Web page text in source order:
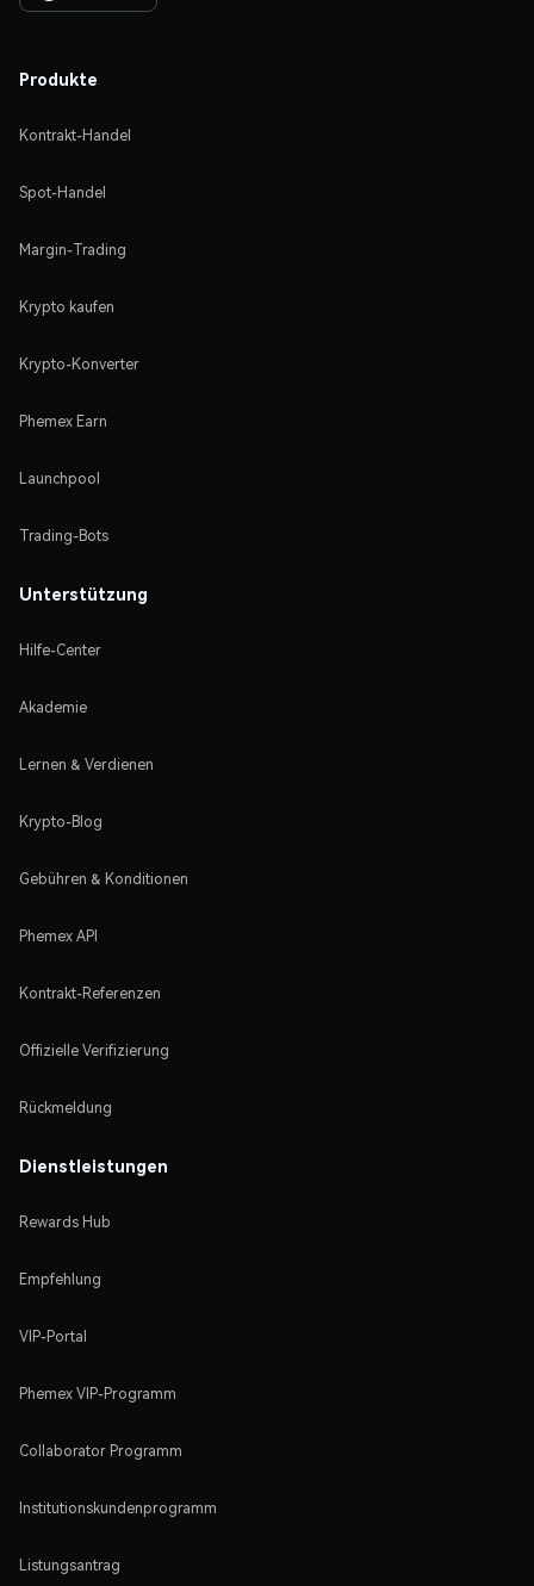
Produkte
Kontrakt-Handel
Spot-Handel
Margin-Trading
Krypto kaufen
Krypto-Konverter
Phemex Earn
Launchpool
Trading-Bots
Unterstützung
Hilfe-Center
Akademie
Lernen & Verdienen
Krypto-Blog
Gebühren & Konditionen
Phemex API
Kontrakt-Referenzen
Offizielle Verifizierung
Rückmeldung
Dienstleistungen
Rewards Hub
Empfehlung
VIP-Portal
Phemex VIP-Programm
Collaborator Programm
Institutionskundenprogramm
Listungsantrag